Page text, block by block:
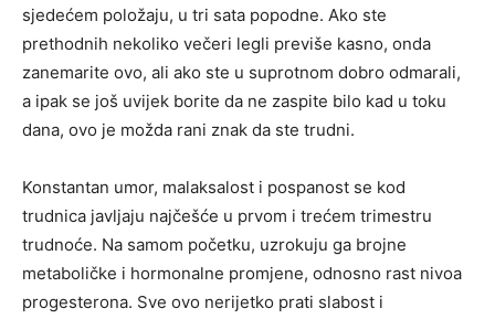
sjedećem položaju, u tri sata popodne. Ako ste
prethodnih nekoliko večeri legli previše kasno, onda
zanemarite ovo, ali ako ste u suprotnom dobro odmarali,
a ipak se još uvijek borite da ne zaspite bilo kad u toku
dana, ovo je možda rani znak da ste trudni.
Konstantan umor, malaksalost i pospanost se kod
trudnica javljaju najčešće u prvom i trećem trimestru
trudnoće. Na samom početku, uzrokuju ga brojne
metaboličke i hormonalne promjene, odnosno rast nivoa
progesterona. Sve ovo nerijetko prati slabost i